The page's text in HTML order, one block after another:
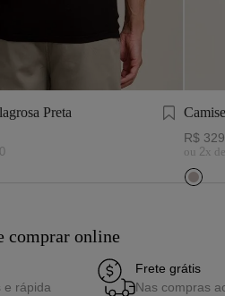
Preta
R$ 329
ou 2x de
comprar online
e rápida
Frete grátis
Nas compras